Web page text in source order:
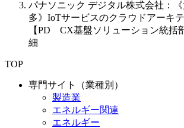
パナソニック デジタル株式会社：
多》IoTサービスのクラウドアーキ
【PD CX基盤ソリューション統括
細
TOP
専門サイト（業種別）
製造業
エネルギー関連
エネルギー